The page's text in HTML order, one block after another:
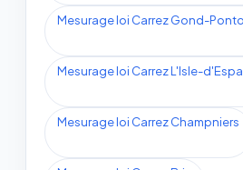
Mesurage loi Carrez Gond-
Mesurage loi Carrez L'Isle-
Mesurage loi Carrez Champniers